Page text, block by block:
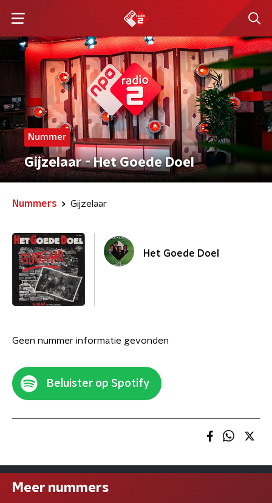
Nummer
Gijzelaar - Het Goede Doel
Nummers Gijzelaar
Het Goede Doel
Geen nummer informatie gevonden
Beluister op Spotify
Meer nummers